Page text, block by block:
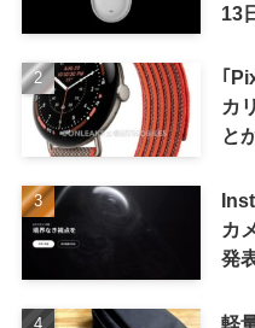
13
｢
カ
と
カ
発
軽